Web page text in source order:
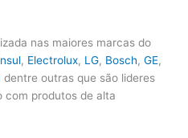
nas maiores marcas do
, Electrolux, LG, Bosch,GE,
dentre outras que são lideres
com produtos de alta